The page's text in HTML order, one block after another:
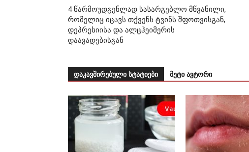
4 წარმოუდგენლად სასარგებლო მწვანილი,
რომელიც იცავს თქვენს ტვინს შფოთვისგან,
დეპრესიისა და ალცჰეიმერის
დაავადებისგან
დაკავშირებული სტატიები მეტი ავტორი